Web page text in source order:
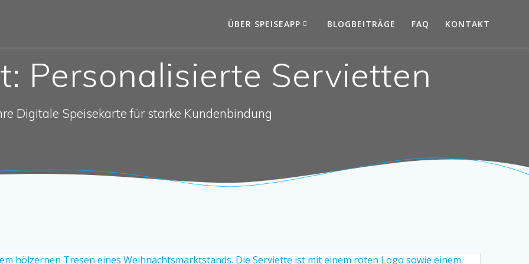
ÜBER SPEISEAPP BLOGBEITRÄGE FAQ KONTAKT
Personalisierte Servietten
Digitale Speisekarte für starke Kundenbindung